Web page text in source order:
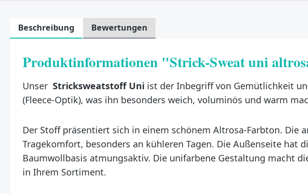
Beschreibung Bewertungen
Produktinformationen "Strick-Sweat uni
Unser Stricksweatstoff Uni ist der Inbegriff von Gemütlichkeit
(Fleece-Optik), was ihn besonders weich, voluminös und warm
Der Stoff präsentiert sich in einem schönem Altrosa-Farbton.
Tragekomfort, besonders an kühleren Tagen. Die Außenseite
Baumwollbasis atmungsaktiv. Die unifarbene Gestaltung macht
in Ihrem Sortiment.